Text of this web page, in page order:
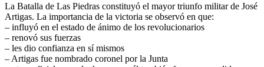
La Batalla de Las Piedras constituyó el mayor triunfo militar de José
Artigas. La importancia de la victoria se observó en que:
– influyó en el estado de ánimo de los revolucionarios
– renovó sus fuerzas
– les dio confianza en sí mismos
– Artigas fue nombrado coronel por la Junta